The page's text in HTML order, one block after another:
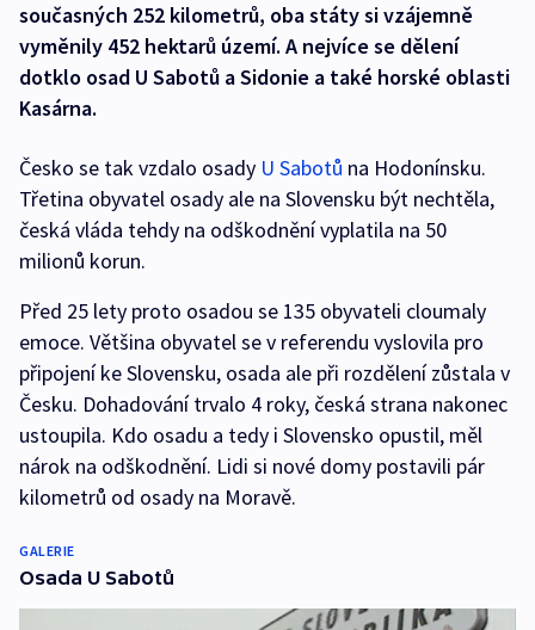
současných 252 kilometrů, oba státy si vzájemně
vyměnily 452 hektarů území. A nejvíce se dělení
dotklo osad U Sabotů a Sidonie a také horské oblasti
Kasárna.
Česko se tak vzdalo osady U Sabotů na Hodonínsku.
Třetina obyvatel osady ale na Slovensku být nechtěla,
česká vláda tehdy na odškodnění vyplatila na 50
milionů korun.
Před 25 lety proto osadou se 135 obyvateli cloumaly
emoce. Většina obyvatel se v referendu vyslovila pro
připojení ke Slovensku, osada ale při rozdělení zůstala v
Česku. Dohadování trvalo 4 roky, česká strana nakonec
ustoupila. Kdo osadu a tedy i Slovensko opustil, měl
nárok na odškodnění. Lidi si nové domy postavili pár
kilometrů od osady na Moravě.
GALERIE
Osada U Sabotů